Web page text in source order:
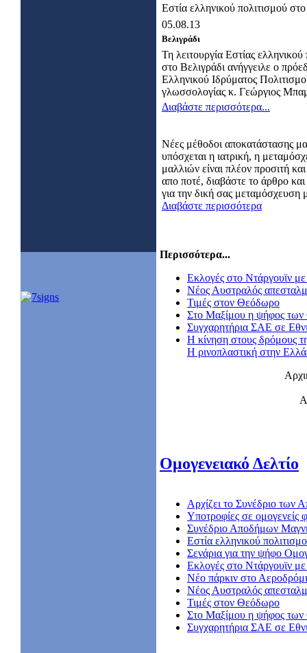
Εστία ελληνικού πολιτισμού
05.08.13
Βελιγράδι
Τη λειτουργία Εστίας ελληνικού
στο Βελιγράδι ανήγγειλε ο
Ελληνικού Ιδρύματος
γλωσσολογίας κ. Γεώργιος
Διαβάστε περισσότερα...
Νέες μέθοδοι αποκατάστασης
υπόσχεται η ιατρική, η
μαλλιών είναι πλέον προσιτή
απο ποτέ, διαβάστε το άρθρο
για την δική σας μεταμόσχευση
Διαβάστε περισσότερα
Περισσότερα...
Εκλογές στο Ντάργουϊν με
Nέος Αυστραλός
Τιμές στον Θεόδωρο
Στο Μαξίμου η ψήφος
Συγχαρητήρια ΣΑΕ σε
Η κίνηση στους δρόμους
Η ρινοπλαστική στην
Ομογενειακό Δελτίο
Αρχίζει το Συνέδριο
Υποτροφίες σε ομογενείς
Συνέδριο Αποδήμων
Εστία ελληνικού
Σενάρια για την ψήφο
Εκλογές στο Ντάργουϊν με
Νέο πάρκιν στο
Nέος Αυστραλός
Τιμές στον Θεόδωρο
Στο Μαξίμου η ψήφος
Συγχαρητήρια ΣΑΕ σε